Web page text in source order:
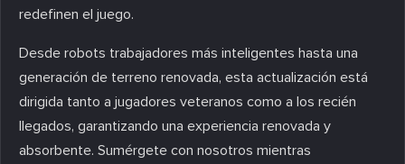
redefinen el juego.
Desde robots trabajadores más inteligentes hasta una
generación de terreno renovada, esta actualización está
dirigida tanto a jugadores veteranos como a los recién
llegados, garantizando una experiencia renovada y
absorbente. Sumérgete con nosotros mientras